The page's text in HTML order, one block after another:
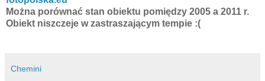
Można porównać stan obiektu pomiędzy 2005 a 2011 r.
Obiekt niszczeje w zastraszającym tempie :(
Chemini